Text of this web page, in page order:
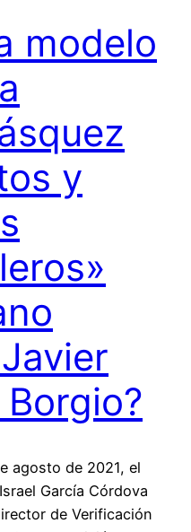
modelo
y
agosto de 2021, el
García Córdova
de Verificación